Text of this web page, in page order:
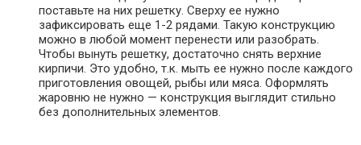
поставьте на них решетку. Сверху ее нужно
зафиксировать еще 1-2 рядами. Такую конструкцию
можно в любой момент перенести или разобрать.
Чтобы вынуть решетку, достаточно снять верхние
кирпичи. Это удобно, т.к. мыть ее нужно после каждого
приготовления овощей, рыбы или мяса. Оформлять
жаровню не нужно — конструкция выглядит стильно
без дополнительных элементов.